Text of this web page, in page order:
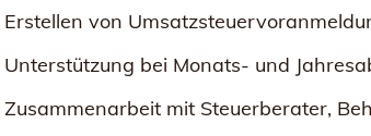
Erstellen von
Unterstützung bei Monats- und
Zusammenarbeit mit Steuerberater,